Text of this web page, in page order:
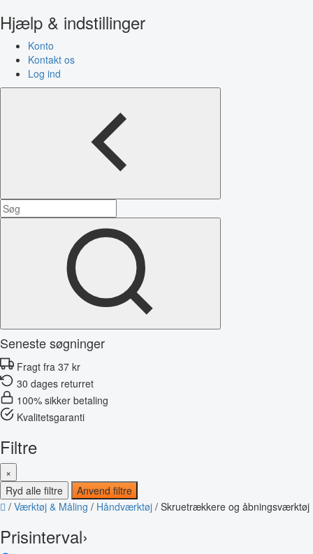
Hjælp & indstillinger
Konto
Kontakt os
Log ind
Seneste søgninger
Fragt fra 37 kr
30 dages returret
100% sikker betaling
Kvalitetsgaranti
Filtre
×
Ryd alle filtre
Anvend filtre
/ Værktøj & Måling / Håndværktøj / Skruetrækkere og åbningsværktøj
Prisinterval›